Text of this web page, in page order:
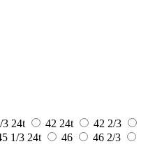
3 24t 42 24t
42 2/3
1/3 24t 46
46 2/3